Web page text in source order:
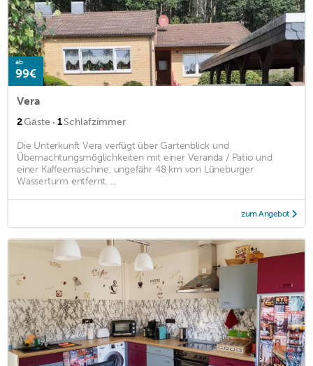
ab
99€
Vera
2Gäste · 1Schlafzimmer
Die Unterkunft Vera verfügt über Gartenblick und
Übernachtungsmöglichkeiten mit einer Veranda / Patio und
einer Kaffeemaschine, ungefähr 48 km von Lüneburger
Wasserturm entfernt. ...
zum Angebot